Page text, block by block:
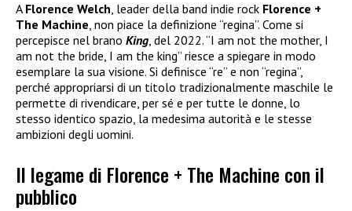
A Florence Welch, leader della band indie rock Florence +
The Machine, non piace la definizione “regina”. Come si
percepisce nel brano King, del 2022. “I am not the mother, I
am not the bride, I am the king” riesce a spiegare in modo
esemplare la sua visione. Si definisce “re” e non “regina”,
perché appropriarsi di un titolo tradizionalmente maschile le
permette di rivendicare, per sé e per tutte le donne, lo
stesso identico spazio, la medesima autorità e le stesse
ambizioni degli uomini.
Il legame di Florence + The Machine con il
pubblico